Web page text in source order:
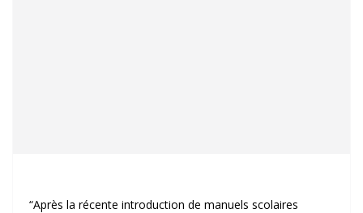
“Après la récente introduction de manuels scolaires